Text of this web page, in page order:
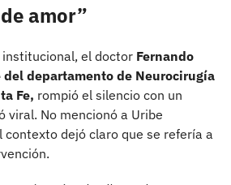
amor”
el doctor Fernando
del departamento de Neurocirugía
Fe, rompió el silencio con un
viral. No mencionó a Uribe
dejó claro que se refería a